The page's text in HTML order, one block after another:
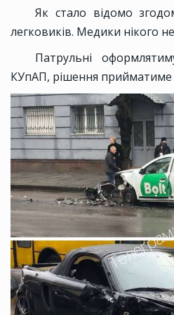
Як стало відомо
легковиків. Медики нікого
Патрульні
КУпАП, рішення прийматиме